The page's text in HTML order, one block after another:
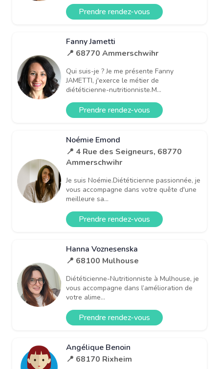
Prendre rendez-vous
Fanny Jametti
📍 68770 Ammerschwihr
Qui suis-je ? Je me présente Fanny
JAMETTI, j'exerce le métier de
diététicienne-nutritionniste.M...
Prendre rendez-vous
Noémie Emond
📍 4 Rue des Seigneurs, 68770
Ammerschwihr
Je suis Noémie.Diététicienne passionnée, je
vous accompagne dans votre quête d'une
meilleure sa...
Prendre rendez-vous
Hanna Voznesenska
📍 68100 Mulhouse
Diététicienne-Nutritionniste à Mulhouse, je
vous accompagne dans l’amélioration de
votre alime...
Prendre rendez-vous
Angélique Benoin
📍 68170 Rixheim